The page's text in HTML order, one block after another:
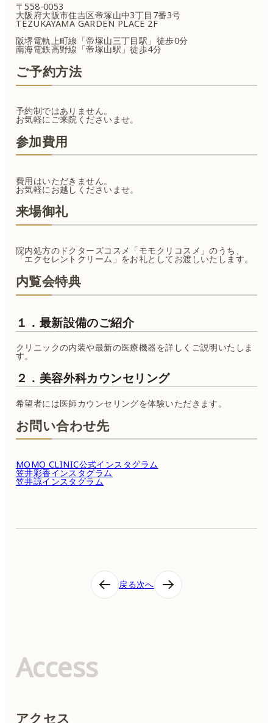
〒558-0053
大阪府大阪市住吉区帝塚山中3丁目7番3号
TEZUKAYAMA GARDEN PLACE 2F
阪堺電軌上町線「帝塚山三丁目駅」徒歩0分
南海電鉄高野線「帝塚山駅」徒歩4分
ご予約方法
予約制ではありません。
お気軽にご来院くださいませ。
参加費用
費用はいただきません。
お気軽にお越しくださいませ。
来場御礼
院内処方のドクターズコスメ「モモクリコスメ」のうち、
「エクセレントクリーム」をお礼としてお渡しいたします。
内覧会特典
１．最新設備のご紹介
クリニックの内装や最新の医療機器を詳しくご説明いたしま
す。
２．美容外科カウンセリング
希望者には医師カウンセリングを体験いただきます。
お問い合わせ先
MOMO CLINIC公式インスタグラム
笠井彩香インスタグラム
笠井諒インスタグラム
ン
戻る次へ
Access
アクセス